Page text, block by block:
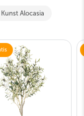
Kunst Alocasia